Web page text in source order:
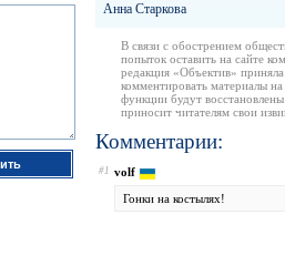
Анна Старкова
В связи с обострением
попыток оставить на сайте
редакция «Объектив»
комментировать материалы
функции будут
приносит читателям свои
Комментарии:
#1 volf
Гонки на костылях!